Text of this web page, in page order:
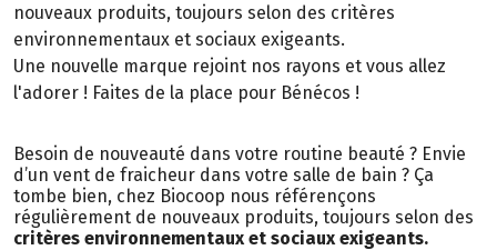
nouveaux produits, toujours selon des critères
environnementaux et sociaux exigeants.
Une nouvelle marque rejoint nos rayons et vous allez
l'adorer ! Faites de la place pour Bénécos !
Besoin de nouveauté dans votre routine beauté ? Envie
d’un vent de fraicheur dans votre salle de bain ? Ça
tombe bien, chez Biocoop nous référençons
régulièrement de nouveaux produits, toujours selon des
critères environnementaux et sociaux exigeants.